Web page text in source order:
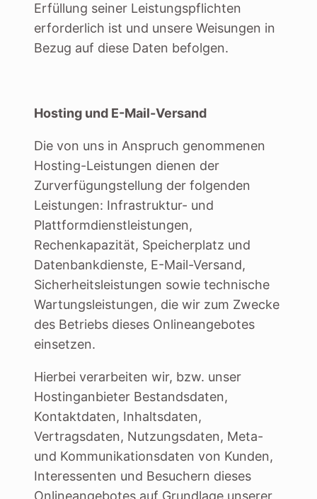
Erfüllung seiner Leistungspflichten
erforderlich ist und unsere Weisungen in
Bezug auf diese Daten befolgen.
Hosting und E-Mail-Versand
Die von uns in Anspruch genommenen
Hosting-Leistungen dienen der
Zurverfügungstellung der folgenden
Leistungen: Infrastruktur- und
Plattformdienstleistungen,
Rechenkapazität, Speicherplatz und
Datenbankdienste, E-Mail-Versand,
Sicherheitsleistungen sowie technische
Wartungsleistungen, die wir zum Zwecke
des Betriebs dieses Onlineangebotes
einsetzen.
Hierbei verarbeiten wir, bzw. unser
Hostinganbieter Bestandsdaten,
Kontaktdaten, Inhaltsdaten,
Vertragsdaten, Nutzungsdaten, Meta-
und Kommunikationsdaten von Kunden,
Interessenten und Besuchern dieses
Onlineangebotes auf Grundlage unserer